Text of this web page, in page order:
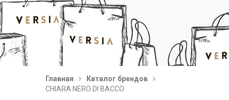
Главная
Каталог брендов
CHIARA NERO DI BACCO